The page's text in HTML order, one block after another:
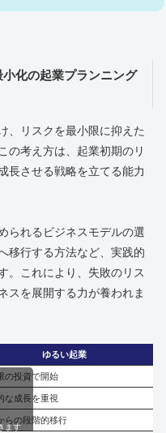
化の起業プランニング
、リスクを最小限に抑えた
の考え方は、起業初期のリ
長させる戦略を立てる能力
られるビジネスモデルの選
移行する方法など、実践的
。これにより、失敗のリス
スを展開する力が養われま
ゆるい起業
の投資で開始
な成長を重視
らの段階的移行
ます